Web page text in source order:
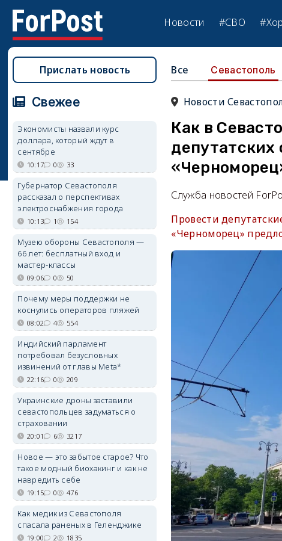
Новости #СВО
Все Севастополь
Новости
Как в
Служба новостей
Провести
«Черноморец»
Прислать новость
Свежее
Экономисты назвали курс
доллара, который ждут в
сентябре
10:17 0 33
Губернатор Севастополя
рассказал о перспективах
электроснабжения города
10:13 1 154
Музею обороны Севастополя —
66 лет: бесплатный вход и
мастер-классы
09:06 0 50
Почему меры поддержки не
коснулись операторов пляжей
08:02 4 554
Индийский парламент
потребовал безусловных
извинений от главы Meta*
22:16 0 209
Украинские дроны заставили
севастопольцев задуматься о
страховании
20:01 6 3217
Новое — это забытое старое? Что
такое модный биохакинг и как не
навредить себе
19:15 0 476
Как медик из Севастополя
спасала раненых в Геленджике
19:00 2 1835